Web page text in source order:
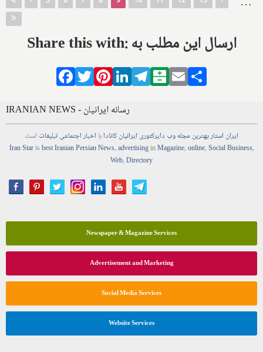
Pages
Share this with: ارسال این مطلب به
Facebook
TwitterPinterestLinkedIn
Telegram
Balatarin
Email
IRANIAN NEWS - رسانه ایرانیان
ایران استاربهترین مجلهوب دایرکتوری ایرانیان کانادابا اخباراجتماعیتبلیغات است
Iran Starisbest Iranian PersianNews,advertisinginMagazine,online,Social Business,
Web,Directory
Newspaper & Magazine Services
Advertisement and Marketing
Social Media Services
Website Services